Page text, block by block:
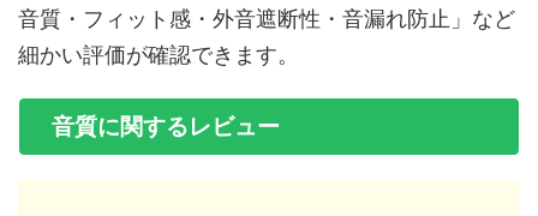
音質・フィット感・外音遮断性・音漏れ防止」など
細かい評価が確認できます。
音質に関するレビュー